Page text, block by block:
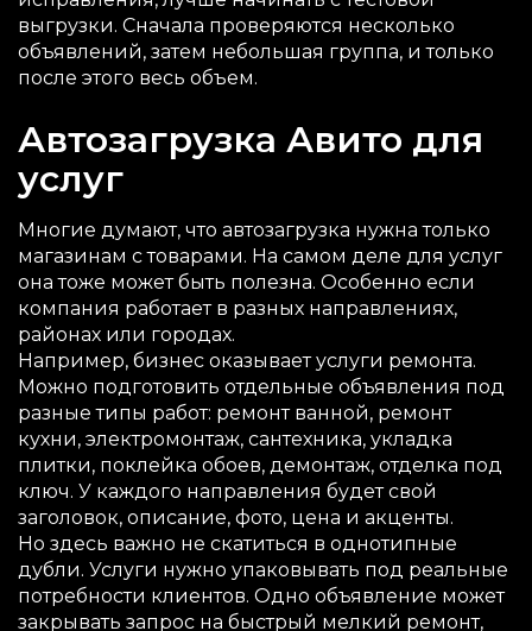
выгрузки. Сначала проверяются несколько
объявлений, затем небольшая группа, и только
после этого весь объем.
Автозагрузка Авито для
услуг
Многие думают, что автозагрузка нужна только
магазинам с товарами. На самом деле для услуг
она тоже может быть полезна. Особенно если
компания работает в разных направлениях,
районах или городах.
Например, бизнес оказывает услуги ремонта.
Можно подготовить отдельные объявления под
разные типы работ: ремонт ванной, ремонт
кухни, электромонтаж, сантехника, укладка
плитки, поклейка обоев, демонтаж, отделка под
ключ. У каждого направления будет свой
заголовок, описание, фото, цена и акценты.
Но здесь важно не скатиться в однотипные
дубли. Услуги нужно упаковывать под реальные
потребности клиентов. Одно объявление может
закрывать запрос на быстрый мелкий ремонт,